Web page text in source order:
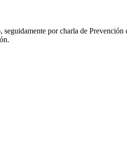
por charla de